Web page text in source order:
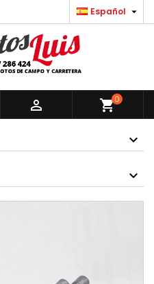
Español 
 shopping_cart0